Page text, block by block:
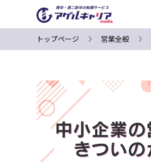
トップページ 営業全般